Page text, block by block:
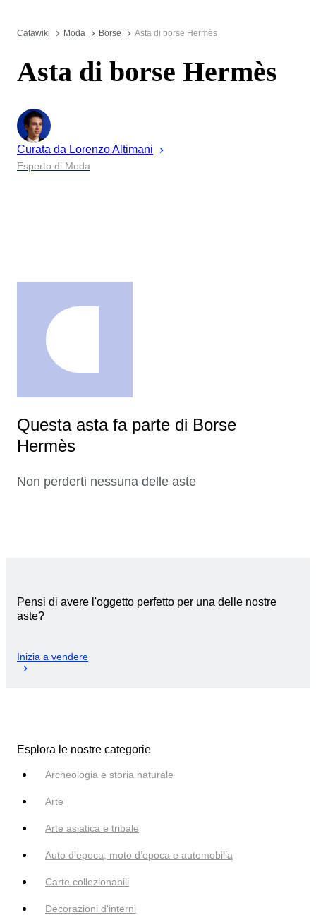
Catawiki Moda Borse Asta di borse Hermès
Asta di borse Hermès
Curata da LorenzoAltimani
Esperto di Moda
Questa asta fa parte di Borse
Hermès
Non perderti nessuna delle aste
Pensi di avere l'oggetto perfetto per una delle nostre
aste?
Inizia a vendere
Esplora le nostre categorie
Archeologia e storia naturale
Arte
Arte asiatica e tribale
Auto d’epoca, moto d’epoca e automobilia
Carte collezionabili
Decorazioni d'interni